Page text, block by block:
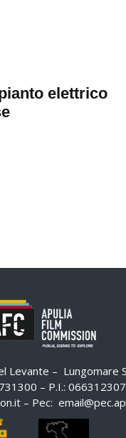
elettrico
Levante – Lungomare
– P.I.:
– Pec: